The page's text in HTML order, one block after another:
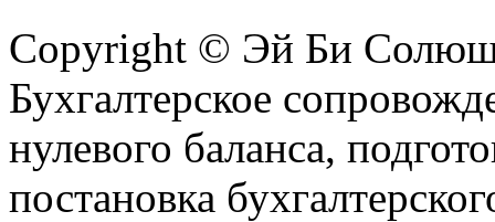
Copyright © Эй Би
Бухгалтерское
нулевого баланса,
постановка